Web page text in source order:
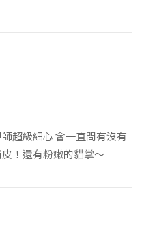
超級細心 會一直問有沒有
！還有粉嫩的貓掌～